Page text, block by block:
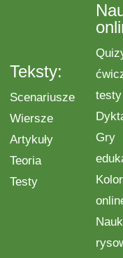
Teksty:
Scenariusze
Wiersze
Artykuły
Teoria
Testy
testy
Gry